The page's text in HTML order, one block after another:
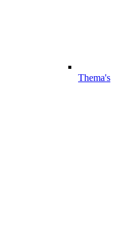
Thema's